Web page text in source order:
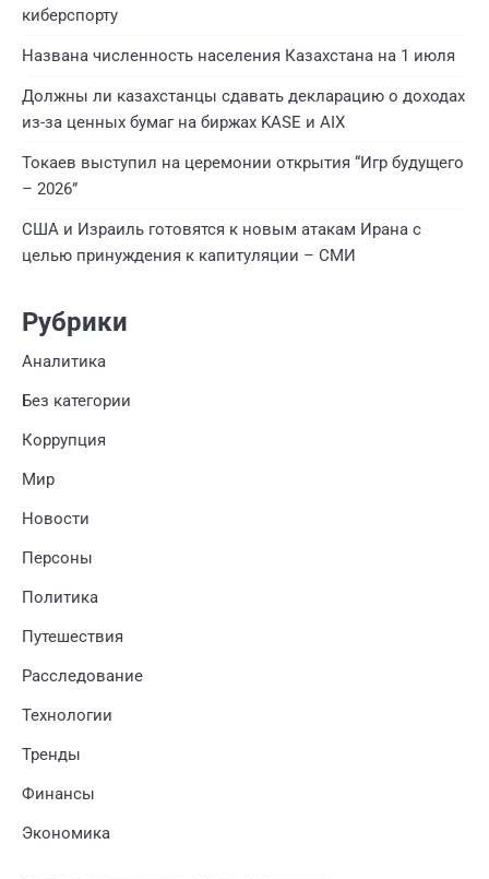
киберспорту
Названа численность населения Казахстана на 1 июля
Должны ли казахстанцы сдавать декларацию о доходах
из-за ценных бумаг на биржах KASE и AIX
Токаев выступил на церемонии открытия “Игр будущего
– 2026”
США и Израиль готовятся к новым атакам Ирана с
целью принуждения к капитуляции – СМИ
Рубрики
Аналитика
Без категории
Коррупция
Мир
Новости
Персоны
Политика
Путешествия
Расследование
Технологии
Тренды
Финансы
Экономика